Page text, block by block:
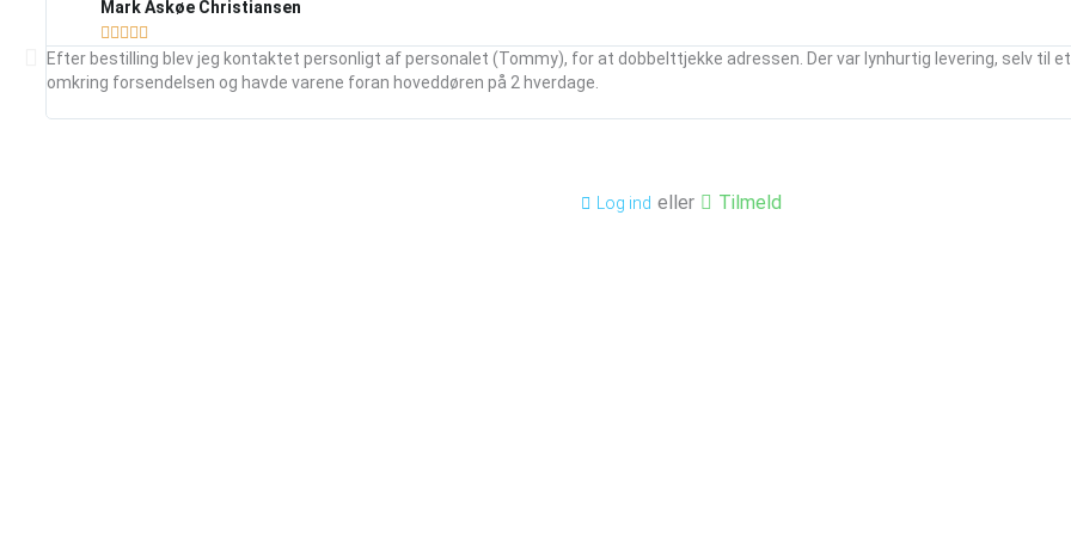
Mark Askøe Christiansen
    
Efter bestilling blev jeg kontaktet personligt af personalet (Tommy), for at dobbelttjekke adressen. Der var lynhurtig levering, selv til
omkring forsendelsen og havde varene foran hoveddøren på 2 hverdage.
Log ind eller Tilmeld